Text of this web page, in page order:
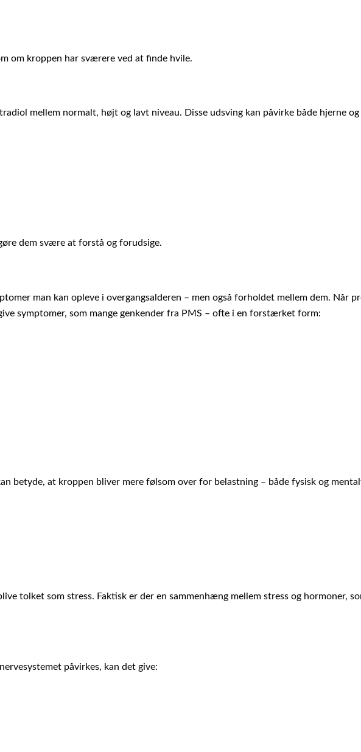
om kroppen har sværere ved at finde hvile.
mellem normalt, højt og lavt niveau. Disse udsving kan påvirke både hjerne
dem svære at forstå og forudsige.
man kan opleve i overgangsalderen – men også forholdet mellem dem. Når
symptomer, som mange genkender fra PMS – ofte i en forstærket form:
betyde, at kroppen bliver mere følsom over for belastning – både fysisk og
tolket som stress. Faktisk er der en sammenhæng mellem stress og hormoner,
påvirkes, kan det give: